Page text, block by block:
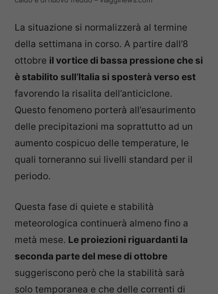
La situazione si normalizzerà al termine
della settimana in corso. A partire dall’8
ottobre il vortice di bassa pressione che si
è stabilito sull’Italia si sposterà verso est
favorendo la risalita dell’anticiclone.
Questo fenomeno porterà all’esaurimento
delle precipitazioni ma soprattutto ad un
aumento cospicuo delle temperature, le
quali torneranno sui livelli standard per il
periodo.
Questa fase di quiete e stabilità
meteorologica continuerà almeno fino a
metà mese. Le proiezioni riguardanti la
seconda parte del mese di ottobre
suggeriscono però che la stabilità sarà
solo temporanea e che delle correnti di